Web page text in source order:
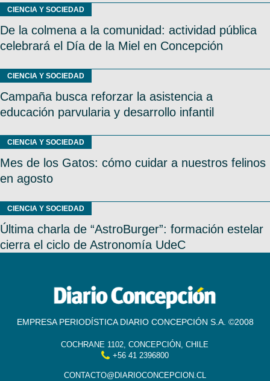
CIENCIA Y SOCIEDAD
De la colmena a la comunidad: actividad pública
celebrará el Día de la Miel en Concepción
CIENCIA Y SOCIEDAD
Campaña busca reforzar la asistencia a
educación parvularia y desarrollo infantil
CIENCIA Y SOCIEDAD
Mes de los Gatos: cómo cuidar a nuestros felinos
en agosto
CIENCIA Y SOCIEDAD
Última charla de “AstroBurger”: formación estelar
cierra el ciclo de Astronomía UdeC
EMPRESA PERIODÍSTICA DIARIO CONCEPCIÓN S.A. ©2008
COCHRANE 1102, CONCEPCIÓN, CHILE
+56 41 2396800
CONTACTO@DIARIOCONCEPCION.CL